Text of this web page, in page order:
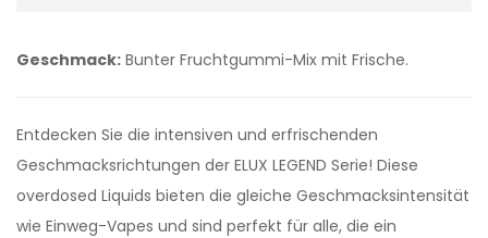
Geschmack: Bunter Fruchtgummi-Mix mit Frische.
Entdecken Sie die intensiven und erfrischenden
Geschmacksrichtungen der ELUX LEGEND Serie! Diese
overdosed Liquids bieten die gleiche Geschmacksintensität
wie Einweg-Vapes und sind perfekt für alle, die ein